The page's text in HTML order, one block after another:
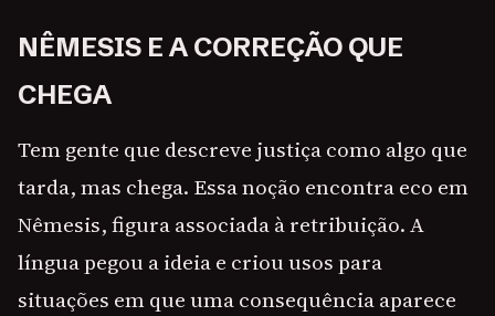
NÊMESIS E A CORREÇÃO QUE
CHEGA
Tem gente que descreve justiça como algo que
tarda, mas chega. Essa noção encontra eco em
Nêmesis, figura associada à retribuição. A
língua pegou a ideia e criou usos para
situações em que uma consequência aparece